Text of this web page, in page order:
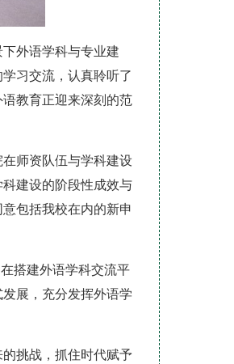
外语学科与专业建
习交流，认真聆听了
教育正迎来深刻的范
师资队伍与学科建设
建设的阶段性成效与
包括我校在内的新申
搭建外语学科交流平
展，充分发挥外语学
挑战，抓住时代赋予